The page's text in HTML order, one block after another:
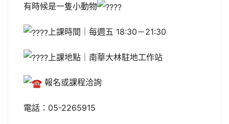
有時候是一隻小動物
上課時間｜每週五 18:30－21:30
上課地點｜南華大林駐地工作站
報名或課程洽詢
電話：05-2265915